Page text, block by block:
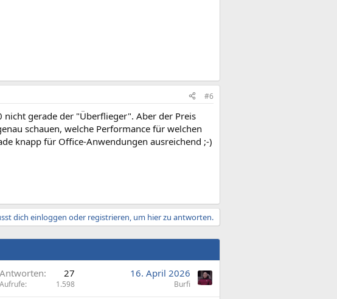
#6
gerade der "Überflieger". Aber der Preis
schauen, welche Performance für welchen
knapp für Office-Anwendungen ausreichend ;-)
dich einloggen oder registrieren, um hier zu antworten.
Antworten 27
Aufrufe 1.598
16. April 2026
Burfi